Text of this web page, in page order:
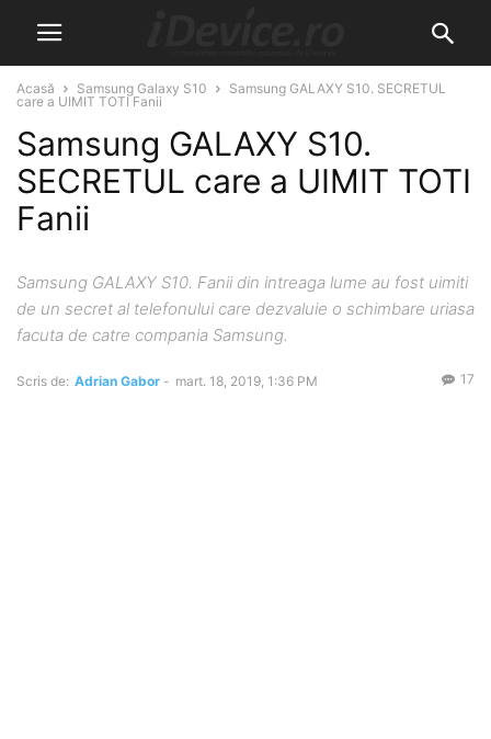
Acasă Samsung Galaxy S10
Samsung GALAXY S10. SECRETUL
care a UIMIT TOTI Fanii
Samsung GALAXY S10.
SECRETUL care a UIMIT TOTI
Fanii
Samsung GALAXY S10. Fanii din intreaga lume au fost uimiti
de un secret al telefonului care dezvaluie o schimbare uriasa
facuta de catre compania Samsung.
Scris de: Adrian Gabor - mart. 18, 2019, 1:36 PM 17